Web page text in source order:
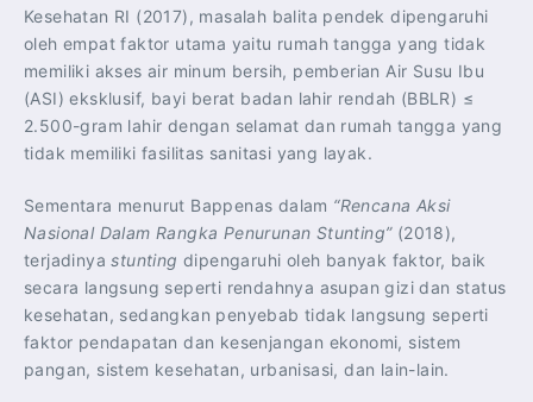
Kesehatan RI (2017), masalah balita pendek dipengaruhi
oleh empat faktor utama yaitu rumah tangga yang tidak
memiliki akses air minum bersih, pemberian Air Susu Ibu
(ASI) eksklusif, bayi berat badan lahir rendah (BBLR) ≤
2.500-gram lahir dengan selamat dan rumah tangga yang
tidak memiliki fasilitas sanitasi yang layak.
Sementara menurut Bappenas dalam “Rencana Aksi
Nasional Dalam Rangka Penurunan Stunting”(2018),
terjadinyastunting dipengaruhi oleh banyak faktor, baik
secara langsung seperti rendahnya asupan gizi dan status
kesehatan, sedangkan penyebab tidak langsung seperti
faktor pendapatan dan kesenjangan ekonomi, sistem
pangan, sistem kesehatan, urbanisasi, dan lain-lain.